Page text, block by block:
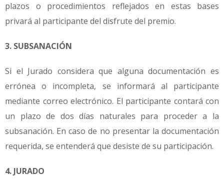
plazos o procedimientos reflejados en estas bases
privará al participante del disfrute del premio.
3. SUBSANACIÓN
Si el Jurado considera que alguna documentación es
errónea o incompleta, se informará al participante
mediante correo electrónico. El participante contará con
un plazo de dos días naturales para proceder a la
subsanación. En caso de no presentar la documentación
requerida, se entenderá que desiste de su participación.
4. JURADO